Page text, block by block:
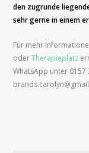
den zugrunde
sehr gerne in einem
Für mehr
oderTherapieplatz
WhatsApp unter